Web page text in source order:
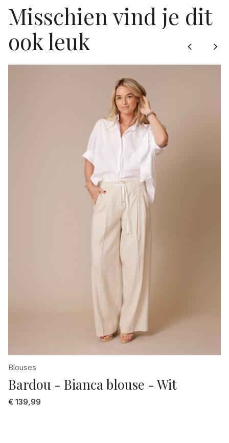
Misschien vind je dit
ook leuk
Blouses
Bardou - Bianca blouse - Wit
€ 139,99